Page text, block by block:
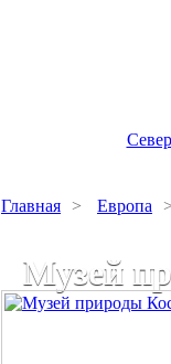
Главная > Европа >
Музей